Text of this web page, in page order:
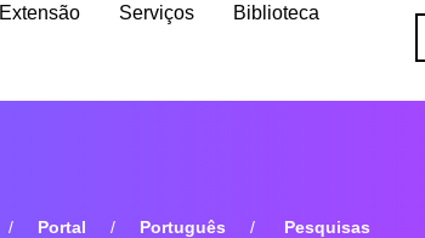
Extensão Serviços Biblioteca
Portal Português Pesquisas